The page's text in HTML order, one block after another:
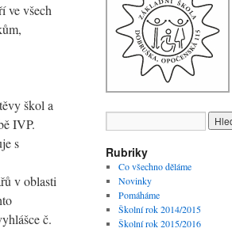
ve všech
škol a
IVP.
s
v oblasti
č.
Rubriky
Co všechno děláme
Novinky
Pomáháme
Školní rok 2014/2015
Školní rok 2015/2016